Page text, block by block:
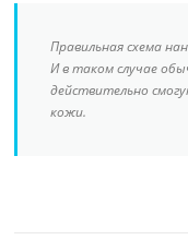
Правильная схема
И в таком случае
действительно
кожи.